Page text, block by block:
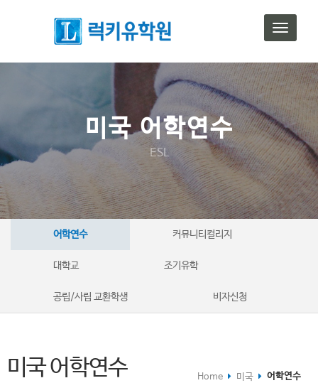
T
o
g
l
n
a
v
i
g
a
t
미국 어학연수
ESL
어학연수 커뮤니티컬리지
대학교 조기유학
공립/사립 교환학생 비자신청
미국 어학연수 Home 미국 어학연수